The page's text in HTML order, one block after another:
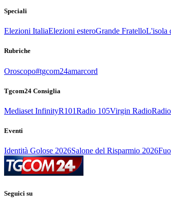
Speciali
Elezioni ItaliaElezioni esteroGrande FratelloL'isola
Rubriche
Oroscopo#tgcom24amarcord
Tgcom24 Consiglia
Mediaset InfinityR101Radio 105Virgin Radio
Eventi
Identità Golose 2026Salone del Risparmio 2026
Seguici su